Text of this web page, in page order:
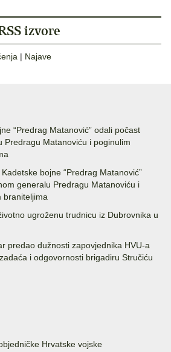
izvore
| Najave
“Predrag Matanović” odali počast
Predragu Matanoviću i poginulim
bojne “Predrag Matanović”
generalu Predragu Matanoviću i
braniteljima
ugroženu trudnicu iz Dubrovnika u
predao dužnosti zapovjednika HVU-a
i odgovornosti brigadiru Stručiću
Hrvatske vojske